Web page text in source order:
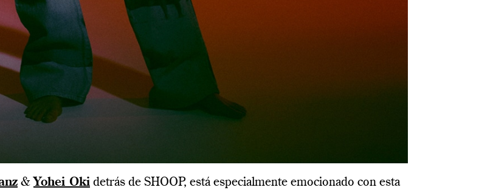
& Yohei Oki detrás de SHOOP, está especialmente emocionado con esta